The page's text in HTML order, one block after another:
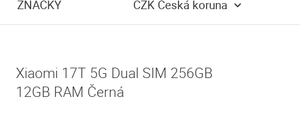
ZNAČKY CZK Česká koruna
Xiaomi 17T 5G Dual SIM 256GB
12GB RAM Černá